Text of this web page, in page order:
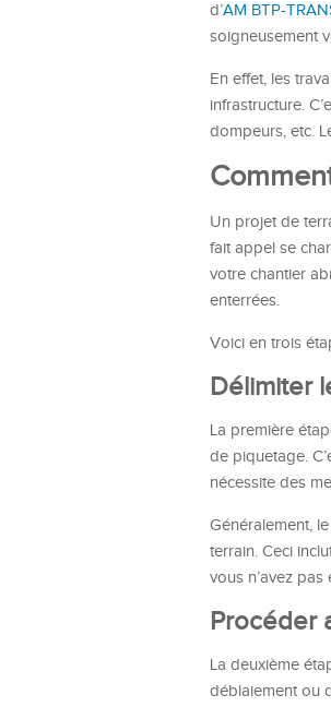
d’AM BTP-
soigneusement
En effet, les
infrastructure.
dompeurs, etc.
Un projet de
fait appel se
votre chantier
enterrées.
Voici en trois
Délimiter
La première
de piquetage.
nécessite des
Généralement,
terrain. Ceci
vous n’avez
Procéder
La deuxième
déblaiement ou